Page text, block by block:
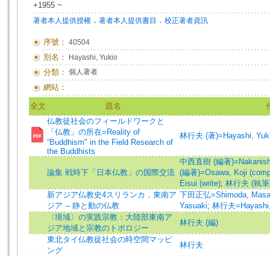
+1955 ~
著者本人提供授權 ． 著者本人提供書目 ． 校正著者資訊
序號： 40504
別名： Hayashi, Yukio
分類： 個人著者
網站：
全文 題名
仏教徒社会のフィールドワークと
「仏教」の所在=Reality of
“Buddhism" in the Field Research of
the Buddhists
林行夫 (著)=Hayashi,
論集 戦時下「日本仏教」の国際交流
中西直樹 (編著
(編著)=Osawa, Koji
Eisui (write); 林行夫 (執
新アジア仏教史4スリランカ．東南ア
ジア -- 静と動の仏教
下田正弘=Shimoda,
Yasuaki; 林行夫
〈境域〉の実践宗教：大陸部東南ア
ジア地域と宗教のトポロジー
林行夫 (編)
東北タイ仏教徒社会の時空間マッピ
ング
林行夫